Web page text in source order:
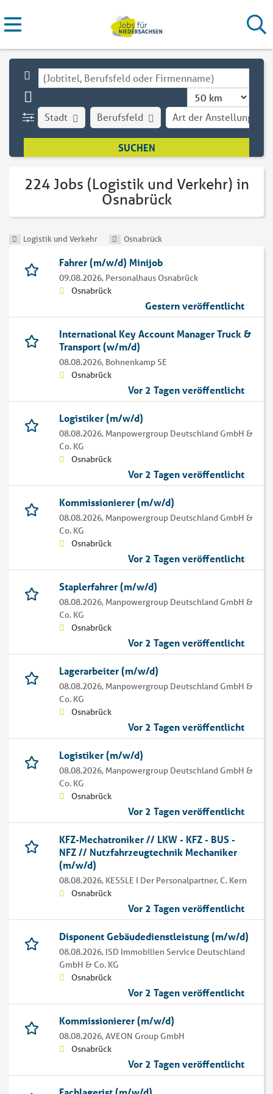
Stadt Art der Anstellung
Berufsfeld
224 Jobs (Logistik und Verkehr) in
Osnabrück
Logistik und Verkehr Osnabrück
Fahrer (m/w/d) Minijob
09.08.2026, Personalhaus Osnabrück
Osnabrück
Gestern veröffentlicht
International Key Account Manager Truck &
Transport (w/m/d)
08.08.2026, Bohnenkamp SE
Osnabrück
Vor 2 Tagen veröffentlicht
Logistiker (m/w/d)
08.08.2026, Manpowergroup Deutschland GmbH &
Co. KG
Osnabrück
Vor 2 Tagen veröffentlicht
Kommissionierer (m/w/d)
08.08.2026, Manpowergroup Deutschland GmbH &
Co. KG
Osnabrück
Vor 2 Tagen veröffentlicht
Staplerfahrer (m/w/d)
08.08.2026, Manpowergroup Deutschland GmbH &
Co. KG
Osnabrück
Vor 2 Tagen veröffentlicht
Lagerarbeiter (m/w/d)
08.08.2026, Manpowergroup Deutschland GmbH &
Co. KG
Osnabrück
Vor 2 Tagen veröffentlicht
Logistiker (m/w/d)
08.08.2026, Manpowergroup Deutschland GmbH &
Co. KG
Osnabrück
Vor 2 Tagen veröffentlicht
KFZ-Mechatroniker // LKW - KFZ - BUS -
NFZ // Nutzfahrzeugtechnik Mechaniker
(m/w/d)
08.08.2026, KESSLE I Der Personalpartner, C. Kern
Osnabrück
Vor 2 Tagen veröffentlicht
Disponent Gebäudedienstleistung (m/w/d)
08.08.2026, ISD Immobilien Service Deutschland
GmbH & Co. KG
Osnabrück
Vor 2 Tagen veröffentlicht
Kommissionierer (m/w/d)
08.08.2026,AVEON Group GmbH
Osnabrück
Vor 2 Tagen veröffentlicht